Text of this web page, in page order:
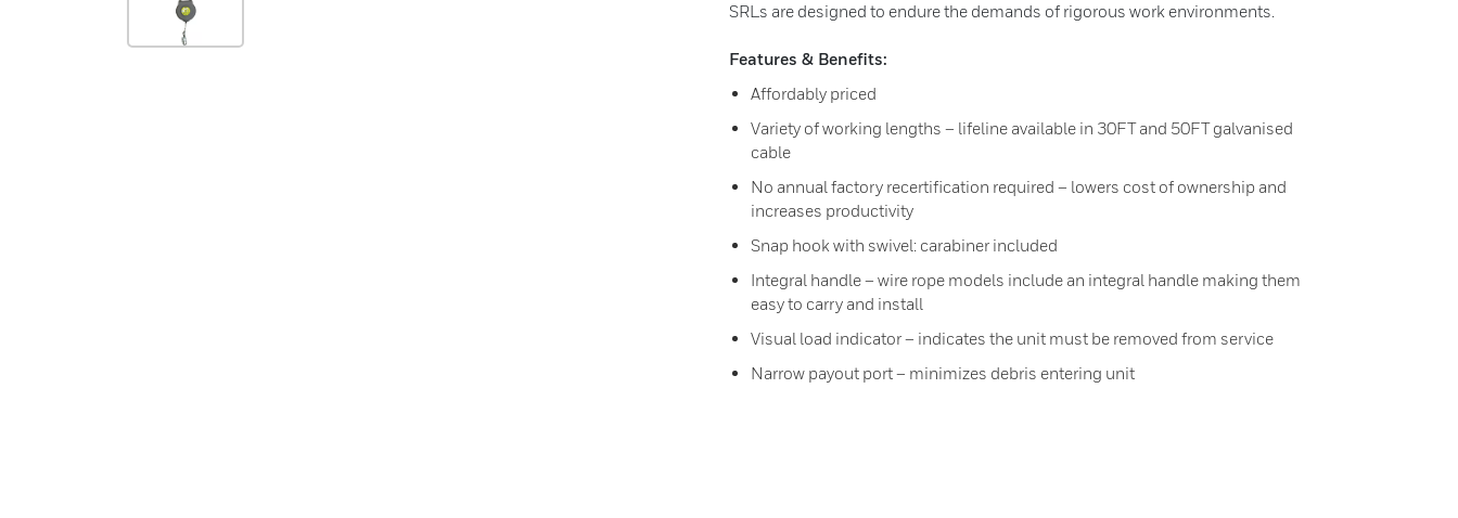
SRLs are designed to endure the demands of rigorous work environments.
Features & Benefits:
Affordably priced
Variety of working lengths – lifeline available in 30FT and 50FT galvanised
cable
No annual factory recertification required – lowers cost of ownership and
increases productivity
Snap hook with swivel: carabiner included
Integral handle – wire rope models include an integral handle making them
easy to carry and install
Visual load indicator – indicates the unit must be removed from service
Narrow payout port – minimizes debris entering unit